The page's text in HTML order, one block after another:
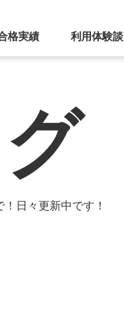
格実績 利用体験談
日々更新中です！